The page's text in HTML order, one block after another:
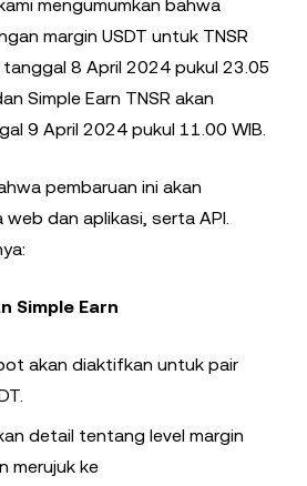
mengumumkan bahwa
margin USDT untuk TNSR
8 April 2024 pukul 23.05
Simple Earn TNSR akan
9 April 2024 pukul 11.00 WIB.
pembaruan ini akan
dan aplikasi, serta API.
Simple Earn
akan diaktifkan untuk pair
detail tentang level margin
merujuk ke